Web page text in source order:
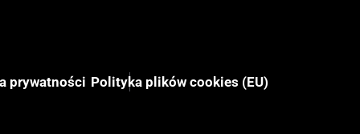
prywatności Polityka plików cookies (EU)